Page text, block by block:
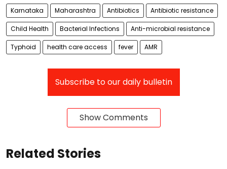
Karnataka Maharashtra Antibiotics Antibiotic resistance
Child Health Bacterial Infections Anti-microbial resistance
Typhoid health care access fever AMR
Subscribe to our daily bulletin
Show Comments
Related Stories